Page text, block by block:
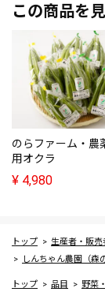
この商品を
のらファーム・農
用オクラ
¥ 4,980
トップ 生産者・販売
しんちゃん農園（森
トップ 品目 野菜